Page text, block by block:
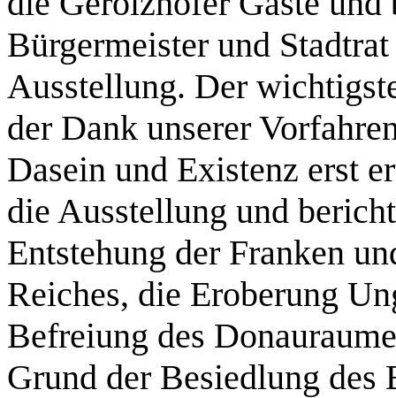
Bürgermeister und
Ausstellung. Der
der Dank unserer
Dasein und Existenz erst
die Ausstellung und
Entstehung der Franken
Reiches, die Eroberung
Befreiung des
Grund der Besiedlung des